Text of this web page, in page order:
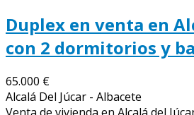
Duplex en venta en
con 2 dormitorios y
65.000 €
Alcalá Del Júcar - Albacete